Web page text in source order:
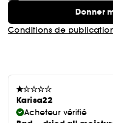
Donner
Conditions de
Karisa22
Acheteur vérifié